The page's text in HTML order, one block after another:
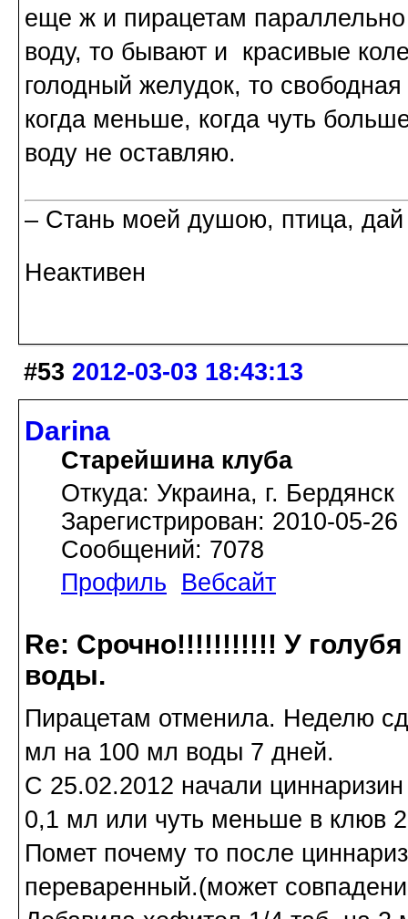
еще ж и пирацетам
воду, то бывают и красивые
голодный желудок, то
когда меньше, когда чуть
воду не оставляю.
– Стань моей душою, птица,
Неактивен
#53 2012-03-03 18:43:13
Darina
Старейшина клуба
Откуда: Украина, г. Бердянск
Зарегистрирован: 2010-05-26
Сообщений: 7078
Профиль
Вебсайт
Re: Срочно!!!!!!!!!!! У
воды.
Пирацетам отменила. Неделю
мл на 100 мл воды 7 дней.
С 25.02.2012 начали
0,1 мл или чуть меньше в клюв
Помет почему то после
переваренный.(может